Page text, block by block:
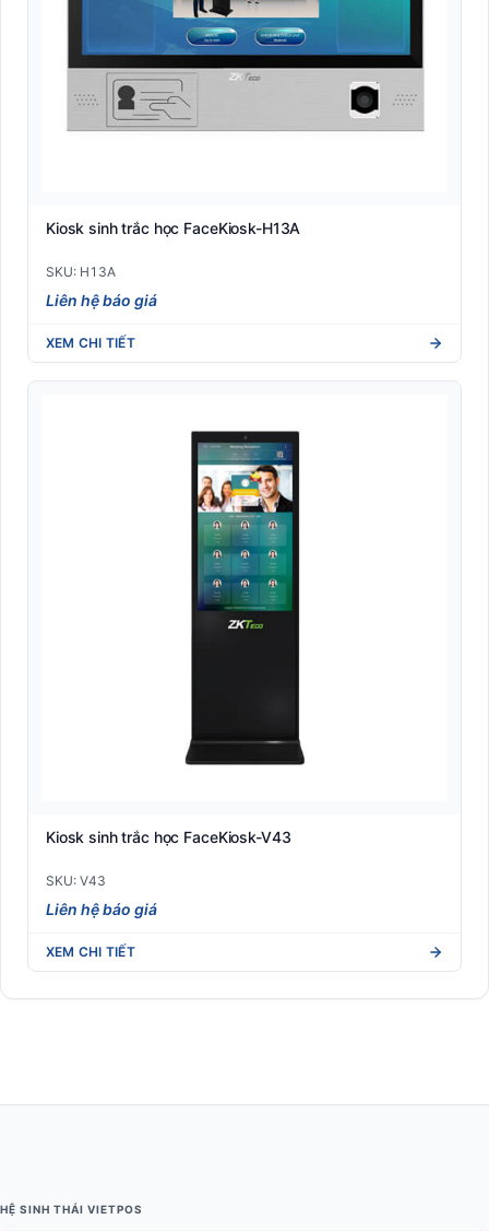
Kiosk sinh trắc học FaceKiosk-H13A
SKU: H13A
Liên hệ báo giá
XEM CHI TIẾT
Kiosk sinh trắc học FaceKiosk-V43
SKU: V43
Liên hệ báo giá
XEM CHI TIẾT
HỆ SINH THÁI VIETPOS